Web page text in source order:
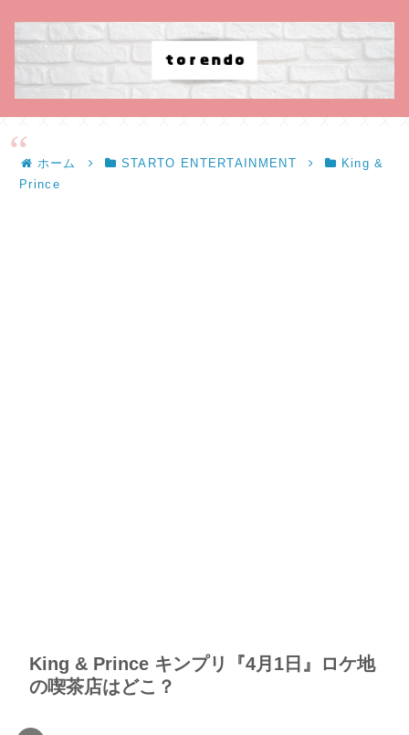
ホーム STARTO ENTERTAINMENT
King &
Prince
King & Prince キンプリ『4月1日』ロケ地
の喫茶店はどこ？